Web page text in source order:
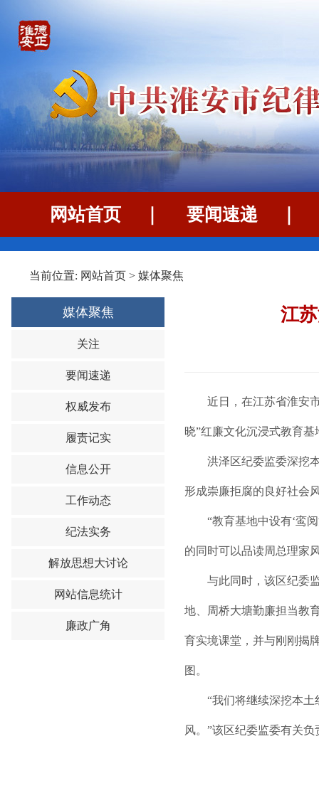
网站首页 要闻速递
当前位置: 网站首页 > 媒体聚焦
媒体聚焦
关注
要闻速递
权威发布
履责记实
信息公开
工作动态
纪法实务
解放思想大讨论
网站信息统计
廉政广角
江
近日，在江苏省淮安
晓”红廉文化沉浸式教育基
洪泽区纪委监委深挖
形成崇廉拒腐的良好社会
“教育基地中设有‘鸾
的同时可以品读周总理家
与此同时，该区纪委
地、周桥大塘勤廉担当教
育实境课堂，并与刚刚揭
图。
“我们将继续深挖本
风。”该区纪委监委有关